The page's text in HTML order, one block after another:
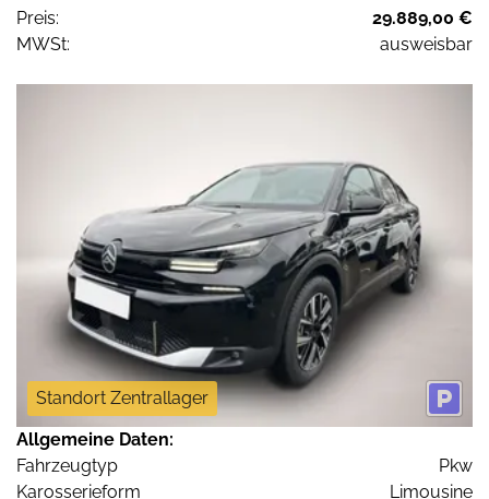
Preis:
29.889,00 €
MWSt:
ausweisbar
Standort Zentrallager
Allgemeine Daten:
Fahrzeugtyp
Pkw
Karosserieform
Limousine